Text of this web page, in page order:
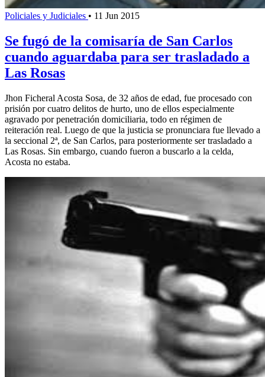
Policiales y Judiciales • 11 Jun 2015
Se fugó de la comisaría de San Carlos
cuando aguardaba para ser trasladado a
Las Rosas
Jhon Ficheral Acosta Sosa, de 32 años de edad, fue procesado con
prisión por cuatro delitos de hurto, uno de ellos especialmente
agravado por penetración domiciliaria, todo en régimen de
reiteración real. Luego de que la justicia se pronunciara fue llevado a
la seccional 2ª, de San Carlos, para posteriormente ser trasladado a
Las Rosas. Sin embargo, cuando fueron a buscarlo a la celda,
Acosta no estaba.